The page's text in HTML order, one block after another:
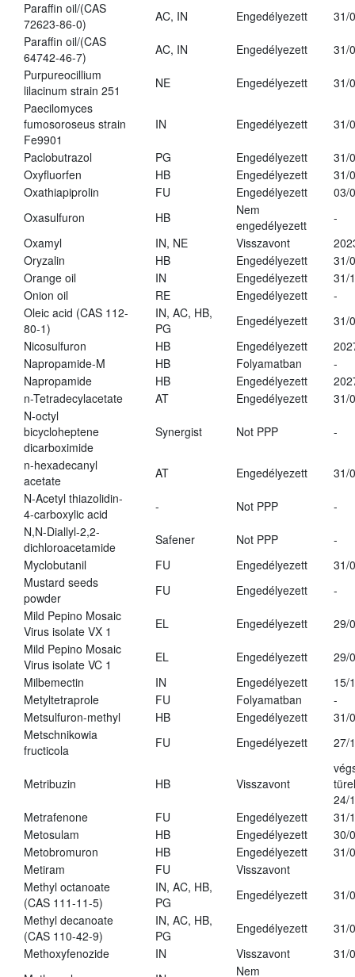
Paraffin oil/(CAS
72623-86-0)
AC, IN Engedélyezett
31/
Paraffin oil/(CAS
64742-46-7)
AC, IN Engedélyezett
31/
Purpureocillium
lilacinum strain 251
NE Engedélyezett
31/
Paecilomyces
fumosoroseus strain
Fe9901
IN Engedélyezett 31/
Paclobutrazol PG Engedélyezett
31/
Oxyfluorfen
HB Engedélyezett
31/
Oxathiapiprolin
FU Engedélyezett
03/
Oxasulfuron
HB
Nem
engedélyezett
-
Oxamyl
IN, NE Visszavont
Oryzalin
HB Engedélyezett
31/
Orange oil
IN Engedélyezett
31/
Onion oil
RE Engedélyezett
-
Oleic acid (CAS 112-
80-1)
IN, AC, HB,
PG
Engedélyezett
31/
Nicosulfuron
HB Engedélyezett
Napropamide-M
HB Folyamatban
-
Napropamide
HB Engedélyezett
n-Tetradecylacetate
AT Engedélyezett
31/
N-octyl
bicycloheptene
dicarboximide
Synergist Not PPP -
n-hexadecanyl
acetate
AT Engedélyezett
31/
N-Acetyl thiazolidin-
4-carboxylic acid
- Not PPP
-
N,N-Diallyl-2,2-
dichloroacetamide
Safener Not PPP
-
Myclobutanil
FU Engedélyezett
31/
Mustard seeds
powder
FU Engedélyezett
-
Mild Pepino Mosaic
Virus isolate VX 1
EL Engedélyezett
29/
Mild Pepino Mosaic
Virus isolate VC 1
EL Engedélyezett
29/
Milbemectin
IN Engedélyezett
15/
Metyltetraprole
FU Folyamatban
-
Metsulfuron-methyl
HB Engedélyezett
31/
Metschnikowia
fructicola
FU Engedélyezett 27/
Metribuzin HB Visszavont
24/
Metrafenone
FU Engedélyezett
31/
Metosulam
HB Engedélyezett
30/
Metobromuron
HB Engedélyezett
31/
Metiram
FU
Visszavont
Methyl octanoate
(CAS 111-11-5)
IN, AC, HB,
PG
Engedélyezett
31/
Methyl decanoate
(CAS 110-42-9)
IN, AC, HB,
PG
Engedélyezett
31/
Methoxyfenozide
IN Visszavont
31/
Nem